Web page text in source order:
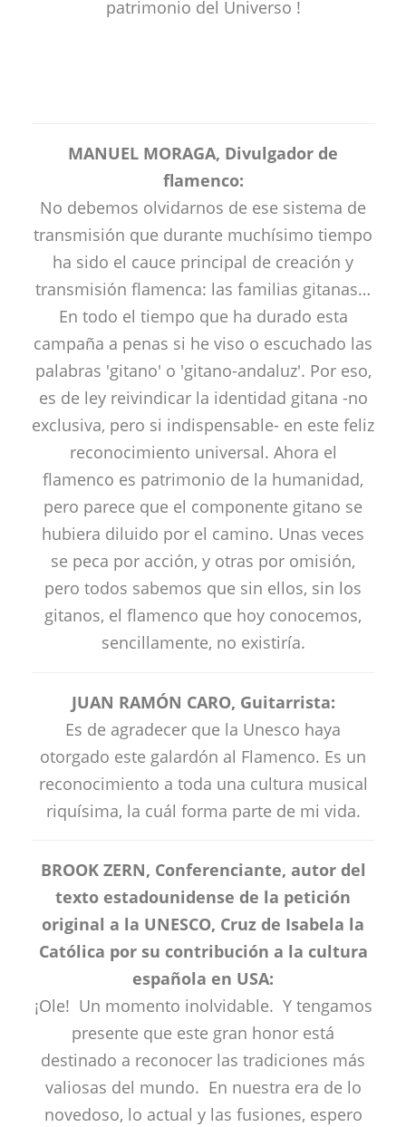
patrimonio del Universo !
MANUEL MORAGA, Divulgador de
flamenco:
No debemos olvidarnos de ese sistema de
transmisión que durante muchísimo tiempo
ha sido el cauce principal de creación y
transmisión flamenca: las familias gitanas…
En todo el tiempo que ha durado esta
campaña a penas si he viso o escuchado las
palabras 'gitano' o 'gitano-andaluz'. Por eso,
es de ley reivindicar la identidad gitana -no
exclusiva, pero si indispensable- en este feliz
reconocimiento universal. Ahora el
flamenco es patrimonio de la humanidad,
pero parece que el componente gitano se
hubiera diluido por el camino. Unas veces
se peca por acción, y otras por omisión,
pero todos sabemos que sin ellos, sin los
gitanos, el flamenco que hoy conocemos,
sencillamente, no existiría.
JUAN RAMÓN CARO, Guitarrista:
Es de agradecer que la Unesco haya
otorgado este galardón al Flamenco. Es un
reconocimiento a toda una cultura musical
riquísima, la cuál forma parte de mi vida.
BROOK ZERN, Conferenciante, autor del
texto estadounidense de la petición
original a la UNESCO, Cruz de Isabela la
Católica por su contribución a la cultura
española en USA:
¡Ole! Un momento inolvidable. Y tengamos
presente que este gran honor está
destinado a reconocer las tradiciones más
valiosas del mundo. En nuestra era de lo
novedoso, lo actual y las fusiones, espero